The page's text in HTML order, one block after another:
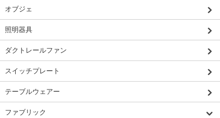
オブジェ
照明器具
ダクトレールファン
スイッチプレート
テーブルウェアー
ファブリック